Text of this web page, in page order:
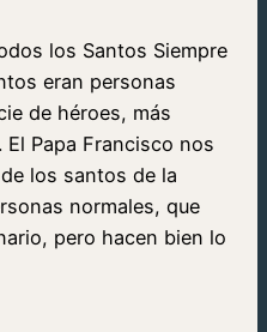
los Santos Siempre
eran personas
de héroes, más
Papa Francisco nos
los santos de la
normales, que
pero hacen bien lo